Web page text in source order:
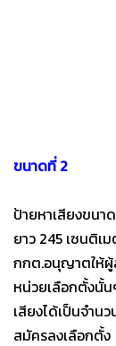
ขนาดที่ 2
ป้ายหาเสียงขนา
ยาว 245 เซนติเ
กกต.อนุญาตให้ผู้
หน่วยเลือกตั้งนั้
เสียงได้เป็นจำน
สมัครลงเลือกตั้ง